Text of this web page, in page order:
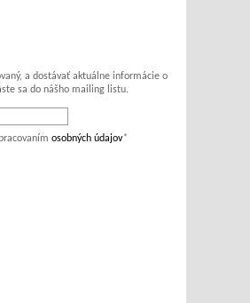
a dostávať aktuálne informácie o
sa do nášho mailing listu.
osobných údajov*